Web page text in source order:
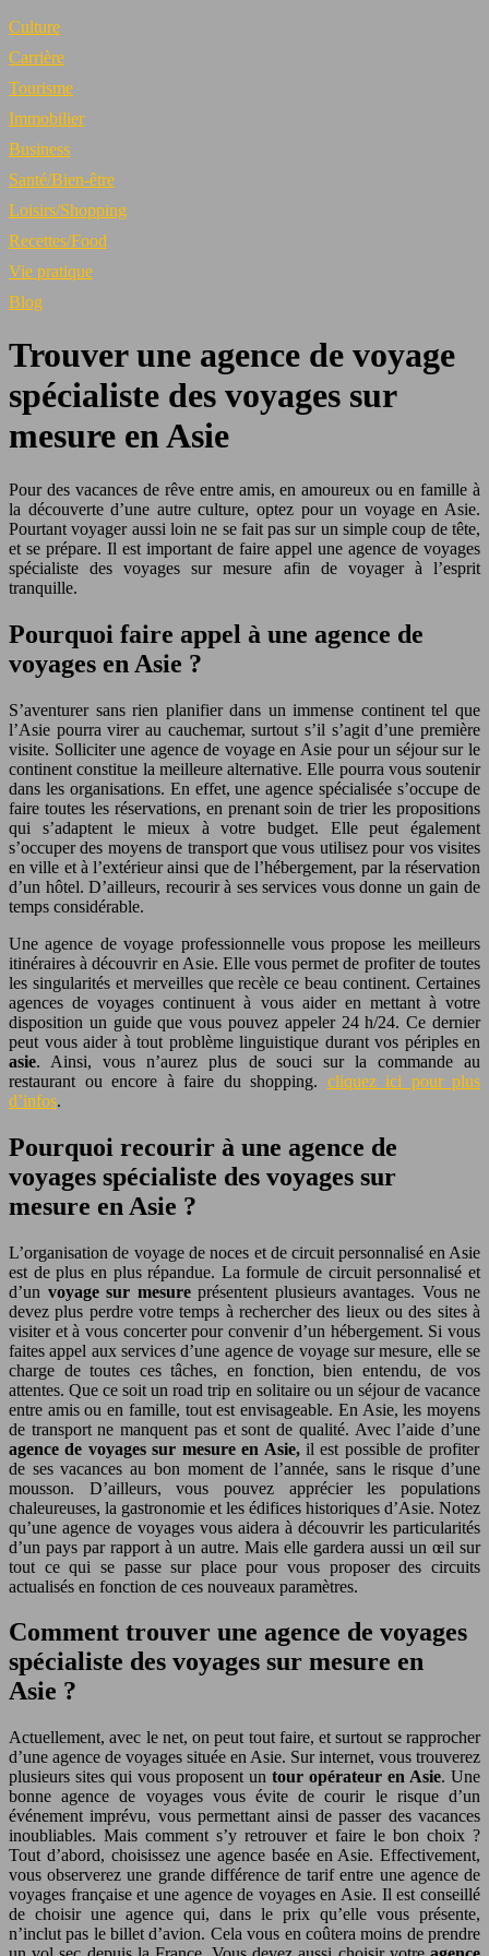
Culture
Carrière
Tourisme
Immobilier
Business
Santé/Bien-être
Loisirs/Shopping
Recettes/Food
Vie pratique
Blog
Trouver une agence de voyage
spécialiste des voyages sur
mesure en Asie
Pour des vacances de rêve entre amis, en amoureux ou en famille à
la découverte d’une autre culture, optez pour un voyage en Asie.
Pourtant voyager aussi loin ne se fait pas sur un simple coup de tête,
et se prépare. Il est important de faire appel une agence de voyages
spécialiste des voyages sur mesure afin de voyager à l’esprit
tranquille.
Pourquoi faire appel à une agence de
voyages en Asie ?
S’aventurer sans rien planifier dans un immense continent tel que
l’Asie pourra virer au cauchemar, surtout s’il s’agit d’une première
visite. Solliciter une agence de voyage en Asie pour un séjour sur le
continent constitue la meilleure alternative. Elle pourra vous soutenir
dans les organisations. En effet, une agence spécialisée s’occupe de
faire toutes les réservations, en prenant soin de trier les propositions
qui s’adaptent le mieux à votre budget. Elle peut également
s’occuper des moyens de transport que vous utilisez pour vos visites
en ville et à l’extérieur ainsi que de l’hébergement, par la réservation
d’un hôtel. D’ailleurs, recourir à ses services vous donne un gain de
temps considérable.
Une agence de voyage professionnelle vous propose les meilleurs
itinéraires à découvrir en Asie. Elle vous permet de profiter de toutes
les singularités et merveilles que recèle ce beau continent. Certaines
agences de voyages continuent à vous aider en mettant à votre
disposition un guide que vous pouvez appeler 24 h/24. Ce dernier
peut vous aider à tout problème linguistique durant vos périples en
asie. Ainsi, vous n’aurez plus de souci sur la commande au
restaurant ou encore à faire du shopping. cliquez ici pour plus
d’infos.
Pourquoi recourir à une agence de
voyages spécialiste des voyages sur
mesure en Asie ?
L’organisation de voyage de noces et de circuit personnalisé en Asie
est de plus en plus répandue. La formule de circuit personnalisé et
d’un voyage sur mesureprésentent plusieurs avantages. Vous ne
devez plus perdre votre temps à rechercher des lieux ou des sites à
visiter et à vous concerter pour convenir d’un hébergement. Si vous
faites appel aux services d’une agence de voyage sur mesure, elle se
charge de toutes ces tâches, en fonction, bien entendu, de vos
attentes. Que ce soit un road trip en solitaire ou un séjour de vacance
entre amis ou en famille, tout est envisageable. En Asie, les moyens
de transport ne manquent pas et sont de qualité. Avec l’aide d’une
agence de voyages sur mesure en Asie,il est possible de profiter
de ses vacances au bon moment de l’année, sans le risque d’une
mousson. D’ailleurs, vous pouvez apprécier les populations
chaleureuses, la gastronomie et les édifices historiques d’Asie. Notez
qu’une agence de voyages vous aidera à découvrir les particularités
d’un pays par rapport à un autre. Mais elle gardera aussi un œil sur
tout ce qui se passe sur place pour vous proposer des circuits
actualisés en fonction de ces nouveaux paramètres.
Comment trouver une agence de voyages
spécialiste des voyages sur mesure en
Asie ?
Actuellement, avec le net, on peut tout faire, et surtout se rapprocher
d’une agence de voyages située en Asie. Sur internet, vous trouverez
plusieurs sites qui vous proposent un tour opérateur en Asie. Une
bonne agence de voyages vous évite de courir le risque d’un
événement imprévu, vous permettant ainsi de passer des vacances
inoubliables. Mais comment s’y retrouver et faire le bon choix ?
Tout d’abord, choisissez une agence basée en Asie. Effectivement,
vous observerez une grande différence de tarif entre une agence de
voyages française et une agence de voyages en Asie. Il est conseillé
de choisir une agence qui, dans le prix qu’elle vous présente,
n’inclut pas le billet d’avion. Cela vous en coûtera moins de prendre